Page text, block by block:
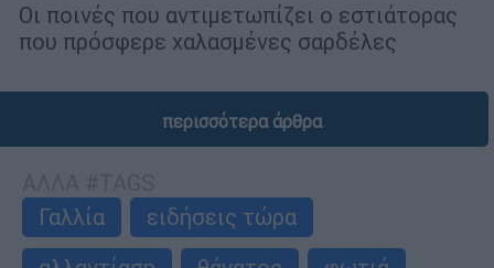
Οι ποινές που αντιμετωπίζει ο εστιάτορας
που πρόσφερε χαλασμένες σαρδέλες
περισσότερα άρθρα
Γαλλία
ειδήσεις τώρα